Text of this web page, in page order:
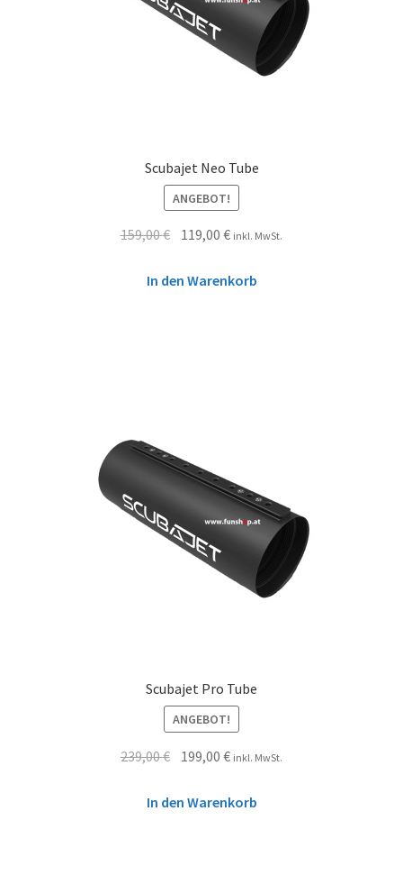
Scubajet Neo Tube
ANGEBOT!
159,00€ 119,00€ inkl. MwSt.
In den Warenkorb
Scubajet Pro Tube
ANGEBOT!
239,00€ 199,00€ inkl. MwSt.
In den Warenkorb